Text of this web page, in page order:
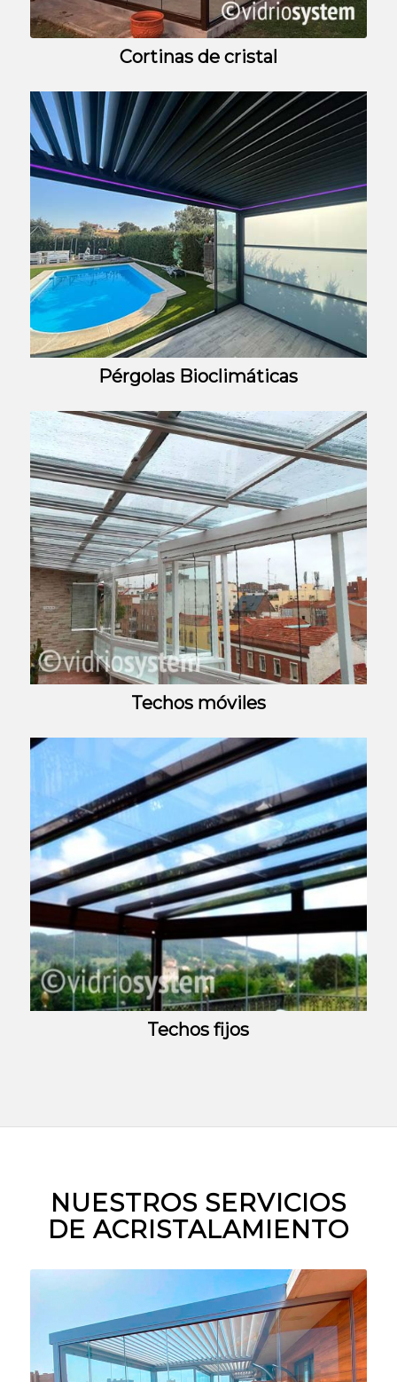
Cortinas de cristal
Pérgolas Bioclimáticas
Techos móviles
Techos fijos
NUESTROS SERVICIOS
DE ACRISTALAMIENTO